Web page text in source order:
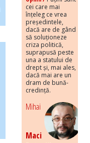
cei care mai
înțeleg ce vrea
președintele,
dacă are de gând
să soluționeze
criza politică,
suprapusă peste
una a statului de
drept și, mai ales,
dacă mai are un
dram de bună-
credință.
Mihai
Maci